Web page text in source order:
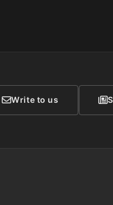
Write to us